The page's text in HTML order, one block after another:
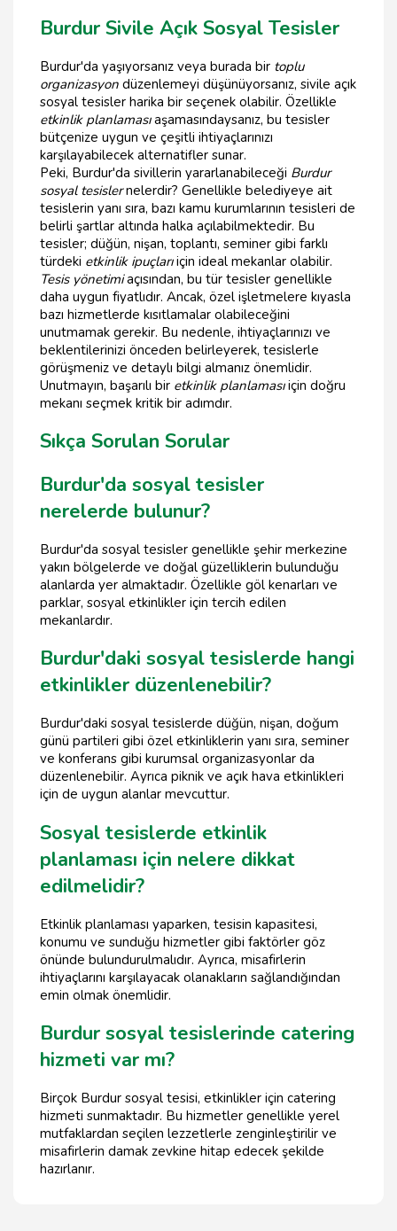
Burdur Sivile Açık Sosyal Tesisler
Burdur'da yaşıyorsanız veya burada bir toplu
organizasyon düzenlemeyi düşünüyorsanız, sivile açık
sosyal tesisler harika bir seçenek olabilir. Özellikle
etkinlik planlamasıaşamasındaysanız, bu tesisler
bütçenize uygun ve çeşitli ihtiyaçlarınızı
karşılayabilecek alternatifler sunar.
Peki, Burdur'da sivillerin yararlanabileceği Burdur
sosyal tesislernelerdir? Genellikle belediyeye ait
tesislerin yanı sıra, bazı kamu kurumlarının tesisleri de
belirli şartlar altında halka açılabilmektedir. Bu
tesisler; düğün, nişan, toplantı, seminer gibi farklı
türdeki etkinlik ipuçlarıiçin ideal mekanlar olabilir.
Tesis yönetimiaçısından, bu tür tesisler genellikle
daha uygun fiyatlıdır. Ancak, özel işletmelere kıyasla
bazı hizmetlerde kısıtlamalar olabileceğini
unutmamak gerekir. Bu nedenle, ihtiyaçlarınızı ve
beklentilerinizi önceden belirleyerek, tesislerle
görüşmeniz ve detaylı bilgi almanız önemlidir.
Unutmayın, başarılı bir etkinlik planlamasıiçin doğru
mekanı seçmek kritik bir adımdır.
Sıkça Sorulan Sorular
Burdur'da sosyal tesisler
nerelerde bulunur?
Burdur'da sosyal tesisler genellikle şehir merkezine
yakın bölgelerde ve doğal güzelliklerin bulunduğu
alanlarda yer almaktadır. Özellikle göl kenarları ve
parklar, sosyal etkinlikler için tercih edilen
mekanlardır.
Burdur'daki sosyal tesislerde hangi
etkinlikler düzenlenebilir?
Burdur'daki sosyal tesislerde düğün, nişan, doğum
günü partileri gibi özel etkinliklerin yanı sıra, seminer
ve konferans gibi kurumsal organizasyonlar da
düzenlenebilir. Ayrıca piknik ve açık hava etkinlikleri
için de uygun alanlar mevcuttur.
Sosyal tesislerde etkinlik
planlaması için nelere dikkat
edilmelidir?
Etkinlik planlaması yaparken, tesisin kapasitesi,
konumu ve sunduğu hizmetler gibi faktörler göz
önünde bulundurulmalıdır. Ayrıca, misafirlerin
ihtiyaçlarını karşılayacak olanakların sağlandığından
emin olmak önemlidir.
Burdur sosyal tesislerinde catering
hizmeti var mı?
Birçok Burdur sosyal tesisi, etkinlikler için catering
hizmeti sunmaktadır. Bu hizmetler genellikle yerel
mutfaklardan seçilen lezzetlerle zenginleştirilir ve
misafirlerin damak zevkine hitap edecek şekilde
hazırlanır.